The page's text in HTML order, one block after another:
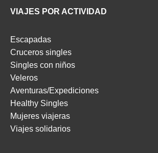
VIAJES POR ACTIVIDAD
Escapadas
Cruceros singles
Singles con niños
Veleros
Aventuras/Expediciones
Healthy Singles
Mujeres viajeras
Viajes solidarios